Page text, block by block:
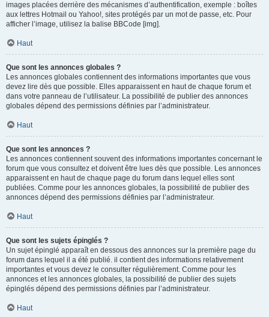
images placées derrière des mécanismes d’authentification, exemple : boîtes
aux lettres Hotmail ou Yahoo!, sites protégés par un mot de passe, etc. Pour
afficher l’image, utilisez la balise BBCode [img].
Haut
Que sont les annonces globales ?
Les annonces globales contiennent des informations importantes que vous
devez lire dès que possible. Elles apparaissent en haut de chaque forum et
dans votre panneau de l’utilisateur. La possibilité de publier des annonces
globales dépend des permissions définies par l’administrateur.
Haut
Que sont les annonces ?
Les annonces contiennent souvent des informations importantes concernant le
forum que vous consultez et doivent être lues dès que possible. Les annonces
apparaissent en haut de chaque page du forum dans lequel elles sont
publiées. Comme pour les annonces globales, la possibilité de publier des
annonces dépend des permissions définies par l’administrateur.
Haut
Que sont les sujets épinglés ?
Un sujet épinglé apparaît en dessous des annonces sur la première page du
forum dans lequel il a été publié. il contient des informations relativement
importantes et vous devez le consulter régulièrement. Comme pour les
annonces et les annonces globales, la possibilité de publier des sujets
épinglés dépend des permissions définies par l’administrateur.
Haut